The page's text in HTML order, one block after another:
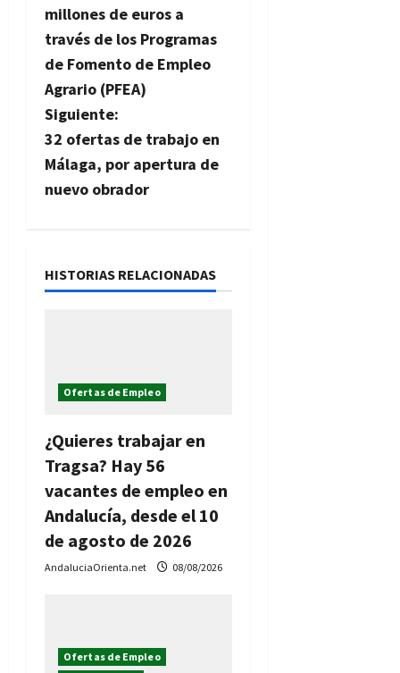
v
e
g
a
c
n
n
t
r
a
d
millones de euros a
través de los Programas
de Fomento de Empleo
Agrario (PFEA)
Siguiente:
32 ofertas de trabajo en
Málaga, por apertura de
nuevo obrador
HISTORIAS RELACIONADAS
Ofertas de Empleo
¿Quieres trabajar en
Tragsa? Hay 56
vacantes de empleo en
Andalucía, desde el 10
de agosto de 2026
AndaluciaOrienta.net 08/08/2026
Ofertas de Empleo